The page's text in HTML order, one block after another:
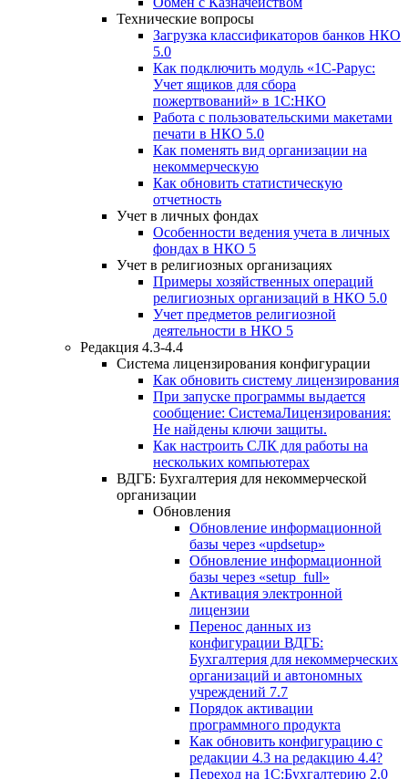
Технические вопросы
Загрузка классификаторов банков НКО
5.0
Как подключить модуль «1С-Рарус:
Учет ящиков для сбора
пожертвований» в 1С:НКО
Работа с пользовательскими макетами
печати в НКО 5.0
Как поменять вид организации на
некоммерческую
Как обновить статистическую
отчетность
Учет в личных фондах
Особенности ведения учета в личных
фондах в НКО 5
Учет в религиозных организациях
Примеры хозяйственных операций
религиозных организаций в НКО 5.0
Учет предметов религиозной
деятельности в НКО 5
Редакция 4.3-4.4
Система лицензирования конфигурации
Как обновить систему лицензирования
При запуске программы выдается
сообщение: СистемаЛицензирования:
Не найдены ключи защиты.
Как настроить СЛК для работы на
нескольких компьютерах
ВДГБ: Бухгалтерия для некоммерческой
организации
Обновления
Обновление информационной
базы через «updsetup»
Обновление информационной
базы через «setup_full»
Активация электронной
лицензии
Перенос данных из
конфигурации ВДГБ:
Бухгалтерия для некоммерческих
организаций и автономных
учреждений 7.7
Порядок активации
программного продукта
Как обновить конфигурацию с
редакции 4.3 на редакцию 4.4?
Переход на 1С:Бухгалтерию 2.0